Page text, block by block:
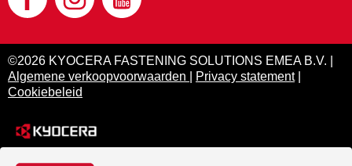
©2026 KYOCERA FASTENING SOLUTIONS EMEA B.V. |
Algemene verkoopvoorwaarden
Privacy statement|
Cookiebeleid